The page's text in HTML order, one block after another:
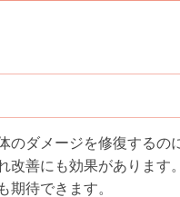
ダメージを修復するの
善にも効果があります
待できます。